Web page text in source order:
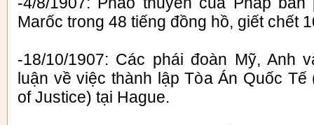
Marốc trong 48 tiếng đồng hồ, giết chết
-18/10/1907: Các phái đoàn Mỹ, Anh
luận về việc thành lập Tòa Án Quốc Tế
of Justice) tại Hague.